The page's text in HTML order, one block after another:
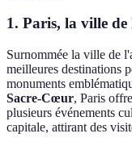
1. Paris, la ville
Surnommée la ville de
meilleures destinations
monuments
Sacre-Cœur, Paris
plusieurs événements
capitale, attirant des